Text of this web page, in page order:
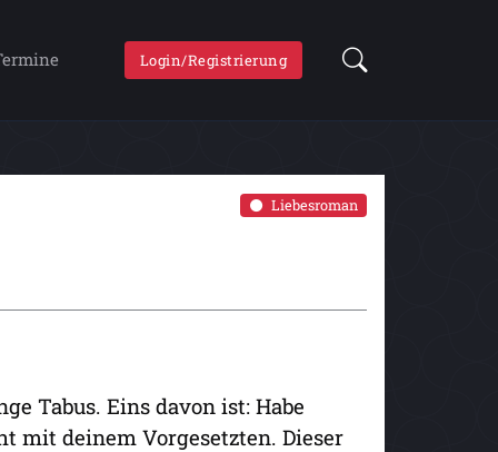
Login/Registrierung
Liebesroman
Tabus. Eins davon ist: Habe
mit deinem Vorgesetzten. Dieser